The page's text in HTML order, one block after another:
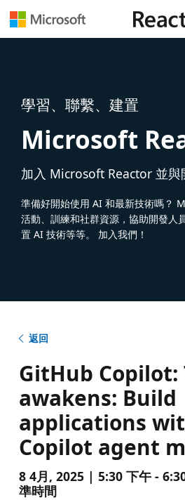
學習、聯繫、建置
Microsoft
加入 Microsoft Reactor 並與
準備好開始使用 AI 和最新技術嗎？
活動、訓練和社群資源，協助開發人
置 AI 技術等等。 加入我們！
返回
GitHub
awakens: Build
applications
Copilot agent
8 4月, 2025 | 5:30 下午 -
準時間